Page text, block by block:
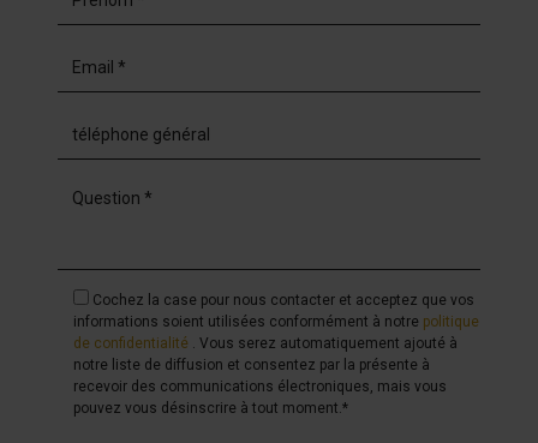
Cochez la case pour nous contacter et acceptez que vos
informations soient utilisées conformément à notre politique
de confidentialité . Vous serez automatiquement ajouté à
notre liste de diffusion et consentez par la présente à
recevoir des communications électroniques, mais vous
pouvez vous désinscrire à tout moment.*